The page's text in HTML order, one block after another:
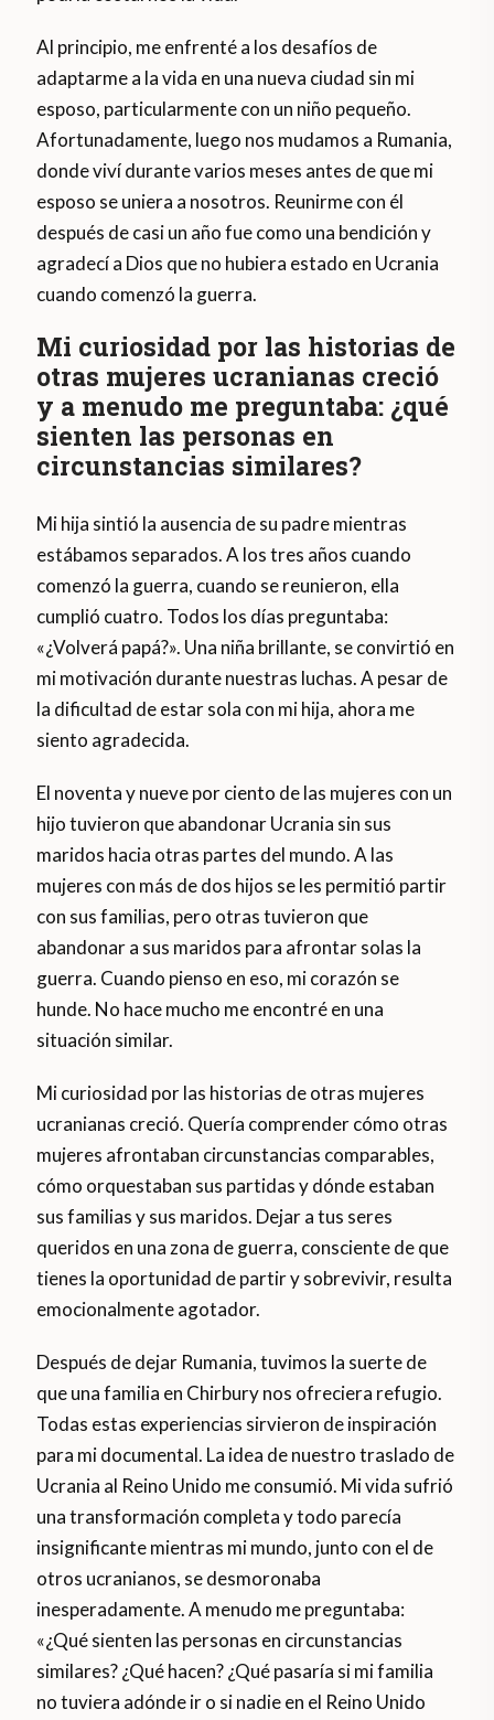
Al principio, me enfrenté a los desafíos de
adaptarme a la vida en una nueva ciudad sin mi
esposo, particularmente con un niño pequeño.
Afortunadamente, luego nos mudamos a Rumania,
donde viví durante varios meses antes de que mi
esposo se uniera a nosotros. Reunirme con él
después de casi un año fue como una bendición y
agradecí a Dios que no hubiera estado en Ucrania
cuando comenzó la guerra.
Mi curiosidad por las historias de
otras mujeres ucranianas creció
y a menudo me preguntaba: ¿qué
sienten las personas en
circunstancias similares?
Mi hija sintió la ausencia de su padre mientras
estábamos separados. A los tres años cuando
comenzó la guerra, cuando se reunieron, ella
cumplió cuatro. Todos los días preguntaba:
«¿Volverá papá?». Una niña brillante, se convirtió en
mi motivación durante nuestras luchas. A pesar de
la dificultad de estar sola con mi hija, ahora me
siento agradecida.
El noventa y nueve por ciento de las mujeres con un
hijo tuvieron que abandonar Ucrania sin sus
maridos hacia otras partes del mundo. A las
mujeres con más de dos hijos se les permitió partir
con sus familias, pero otras tuvieron que
abandonar a sus maridos para afrontar solas la
guerra. Cuando pienso en eso, mi corazón se
hunde. No hace mucho me encontré en una
situación similar.
Mi curiosidad por las historias de otras mujeres
ucranianas creció. Quería comprender cómo otras
mujeres afrontaban circunstancias comparables,
cómo orquestaban sus partidas y dónde estaban
sus familias y sus maridos. Dejar a tus seres
queridos en una zona de guerra, consciente de que
tienes la oportunidad de partir y sobrevivir, resulta
emocionalmente agotador.
Después de dejar Rumania, tuvimos la suerte de
que una familia en Chirbury nos ofreciera refugio.
Todas estas experiencias sirvieron de inspiración
para mi documental. La idea de nuestro traslado de
Ucrania al Reino Unido me consumió. Mi vida sufrió
una transformación completa y todo parecía
insignificante mientras mi mundo, junto con el de
otros ucranianos, se desmoronaba
inesperadamente. A menudo me preguntaba:
«¿Qué sienten las personas en circunstancias
similares? ¿Qué hacen? ¿Qué pasaría si mi familia
no tuviera adónde ir o si nadie en el Reino Unido